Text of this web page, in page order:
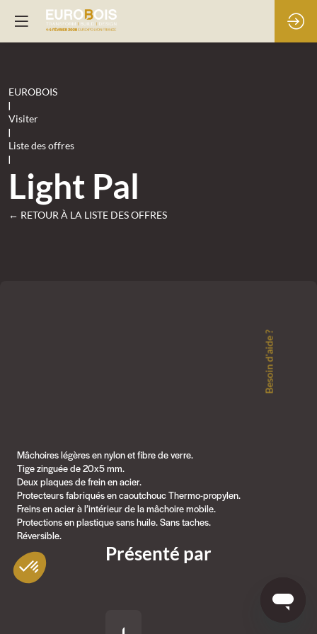
EUROBOIS
|
Visiter
|
Liste des offres
|
Light Pal
← RETOUR À LA LISTE DES OFFRES
Mâchoires légères en nylon et fibre de verre.
Tige zinguée de 20x5 mm.
Deux plaques de frein en acier.
Protecteurs fabriqués en caoutchouc Thermo-propylen.
Freins en acier à l’intérieur de la mâchoire mobile.
Protections en plastique sans huile. Sans taches.
Réversible.
Présenté par
Besoin d'aide ?